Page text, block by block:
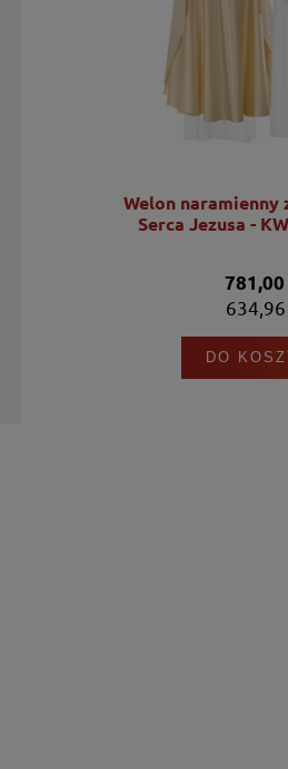
IHS -
Welon naramienny
Serca Jezusa -
781,00
634,96
DO